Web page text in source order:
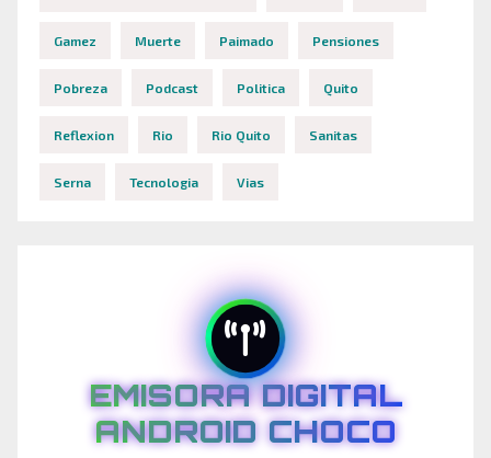
Gamez Muerte Paimado Pensiones
Pobreza Podcast Politica Quito
Reflexion Rio Rio Quito Sanitas
Serna Tecnologia Vias
EMISORA DIGITAL
ANDROID CHOCO